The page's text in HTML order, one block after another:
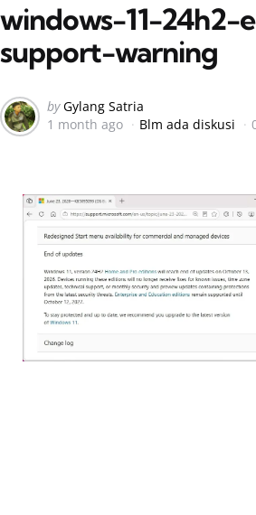
windows-11-24h2-
support-warning
Posted
by
by Gylang Satria
1 month ago
Blm ada diskusi